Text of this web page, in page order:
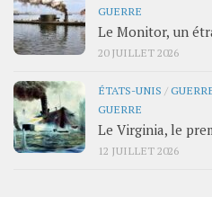
GUERRE
Le Monitor, un
20 JUILLET 2026
ÉTATS-UNIS /
GUERRE
Le Virginia, le
12 JUILLET 2026